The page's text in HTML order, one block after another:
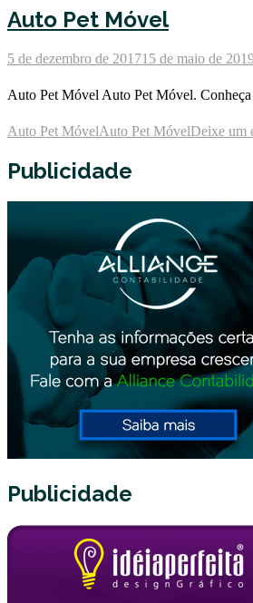
Auto Pet Móvel
5 de dezembro de 201715 de maio de
Auto Pet Móvel Auto Pet Móvel.
Auto Pet MóvelAuto Pet MóvelDeixe um
Publicidade
Publicidade